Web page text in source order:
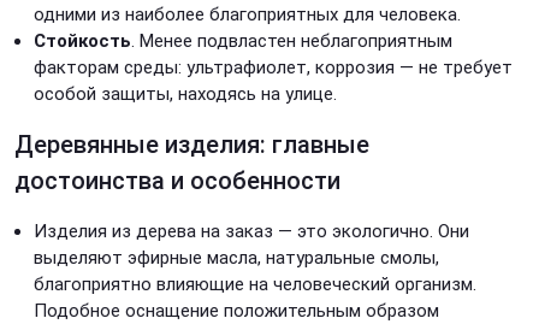
одними из наиболее благоприятных для человека.
Стойкость. Менее подвластен неблагоприятным
факторам среды: ультрафиолет, коррозия — не требует
особой защиты, находясь на улице.
Деревянные изделия: главные
достоинства и особенности
Изделия из дерева на заказ — это экологично. Они
выделяют эфирные масла, натуральные смолы,
благоприятно влияющие на человеческий организм.
Подобное оснащение положительным образом